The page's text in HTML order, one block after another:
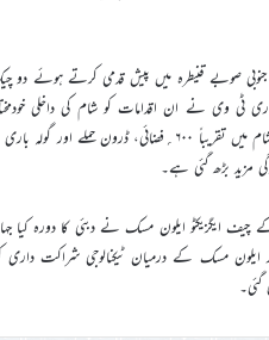
صوبے قنیطرہ میں پیش قدمی کرتے ہوئے دو
ٹی وی نے ان اقدامات کو شام کی داخلی
رپورٹس کے مطابق گذشتہ ایک سال کے دوران اسرائیل کی جانب سے
مزید بڑھ گئی ہے۔
ایگزیکٹو ایلون مسک نے دبئی کا دورہ کیا
مسک کے درمیان ٹیکنالوجی شراکت داری
گئی۔